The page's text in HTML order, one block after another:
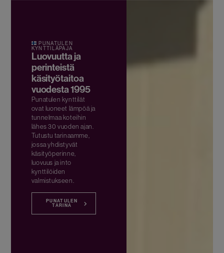
PUNATULEN
KYNTTILÄPAJA
Luovuutta ja
perinteistä
käsityötaitoa
vuodesta 1995
Punatulen kynttilät
ovat luoneet lämpöä ja
tunnelmaa koteihin
lähes 30 vuoden ajan.
Tutustu tarinaamme,
jossa yhdistyvät
käsityöperinne,
luovuus ja into
kynttilöiden
valmistukseen.
PUNATULEN
TARINA